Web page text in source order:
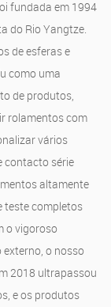
fundada em 1994
do Rio Yangtze.
de esferas e
como uma
de produtos,
rolamentos com
vários
contacto série
altamente
teste completos
o vigoroso
o nosso
2018 ultrapassou
e os produtos